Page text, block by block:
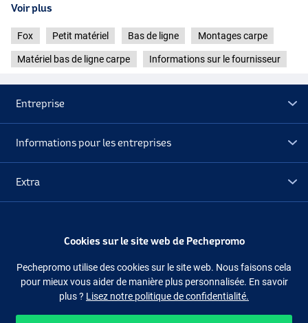
Voir plus
Fox Petit matériel Bas de ligne Montages carpe
Matériel bas de ligne carpe Informations sur le fournisseur
Entreprise
Informations pour les entreprises
Extra
Suivez-nous Facebook Instagram
Cookies sur le site web de Pechepromo
Pechepromo utilise des cookies sur le site web. Nous faisons cela
pour mieux vous aider de manière plus personnalisée. En savoir
plus ? Lisez notre politique de confidentialité.